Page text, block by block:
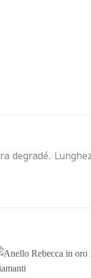
degradé.